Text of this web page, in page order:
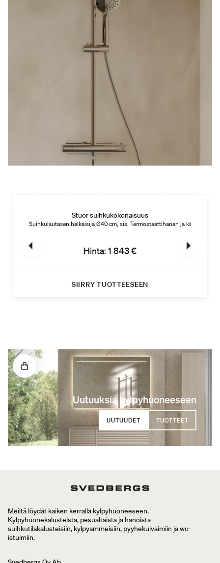
Stuor suihkukokonaisuus
Suihkulautasen halkaisija Ø40 cm, sis. Termostaattihanan ja käsisuihkun.
Hinta: 1 843 €
SIIRRY TUOTTEESEEN
Uutuuksia kylpyhuoneeseen
UUTUUDET TUOTTEET
Meiltä löydät kaiken kerralla kylpyhuoneeseen.
Kylpyhuonekalusteista, pesualtaista ja hanoista
suihkutilakalusteisiin, kylpyammeisiin, pyyhekuivaimiin ja wc-
istuimiin.